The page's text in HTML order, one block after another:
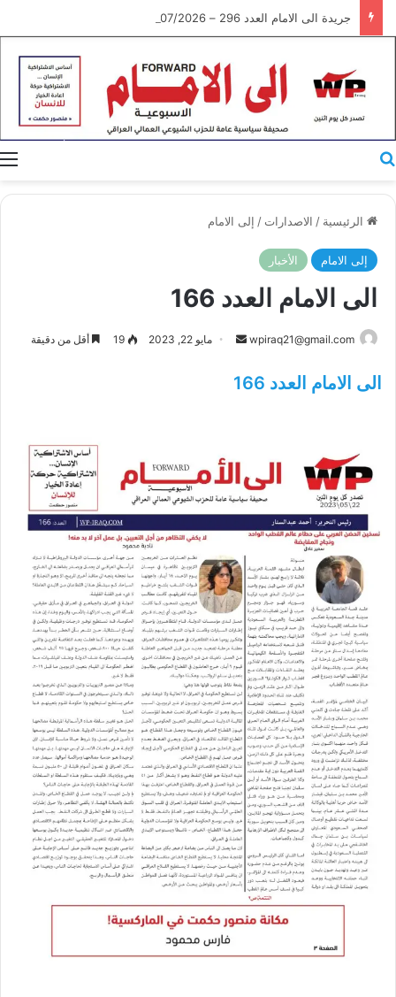
جريدة الى الامام العدد 296 – 28/07/2026
الرئيسية / الاصدارات / إلى الامام
إلى الامام الأخبار
الى الامام العدد 166
wpiraq21@gmail.com
أرسل
إلكترونيا
مايو 22, 2023 19 أقل من دقيقة
الى الامام العدد 166